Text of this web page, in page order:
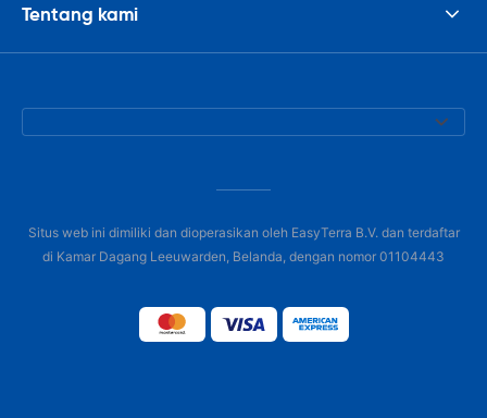
Tentang kami
Situs web ini dimiliki dan dioperasikan oleh EasyTerra B.V. dan terdaftar
di Kamar Dagang Leeuwarden, Belanda, dengan nomor 01104443